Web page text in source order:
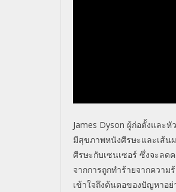
James Dyson ผู้ก่อตั้งและหั
มีสุขภาพหนังศีรษะและเส้น
ศีรษะกับเซนเซอร์ ซึ่งจะลด
จากการถูกทำร้ายจากควา
เข้าใจถึงต้นตอของปัญหาอ